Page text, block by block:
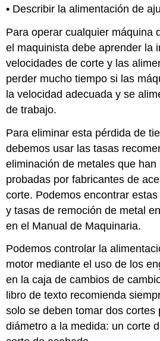
• Describir la alimentación de
Para operar cualquier máquina
el maquinista debe aprender la
velocidades de corte y las
perder mucho tiempo si las
la velocidad adecuada y se
de trabajo.
Para eliminar esta pérdida de
debemos usar las tasas
eliminación de metales que
probadas por fabricantes de
corte. Podemos encontrar
y tasas de remoción de metal
en el Manual de Maquinaria.
Podemos controlar la
motor mediante el uso de los
en la caja de cambios de
libro de texto recomienda
solo se deben tomar dos cortes
diámetro a la medida: un corte